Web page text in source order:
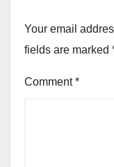
Your email
fields are marked
Comment*